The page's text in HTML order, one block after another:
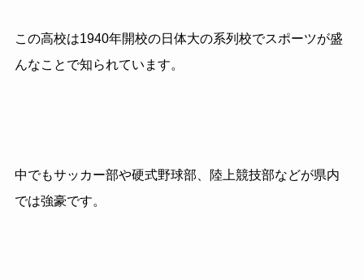
この高校は1940年開校の日体大の系列校でスポーツが盛
んなことで知られています。
中でもサッカー部や硬式野球部、陸上競技部などが県内
では強豪です。